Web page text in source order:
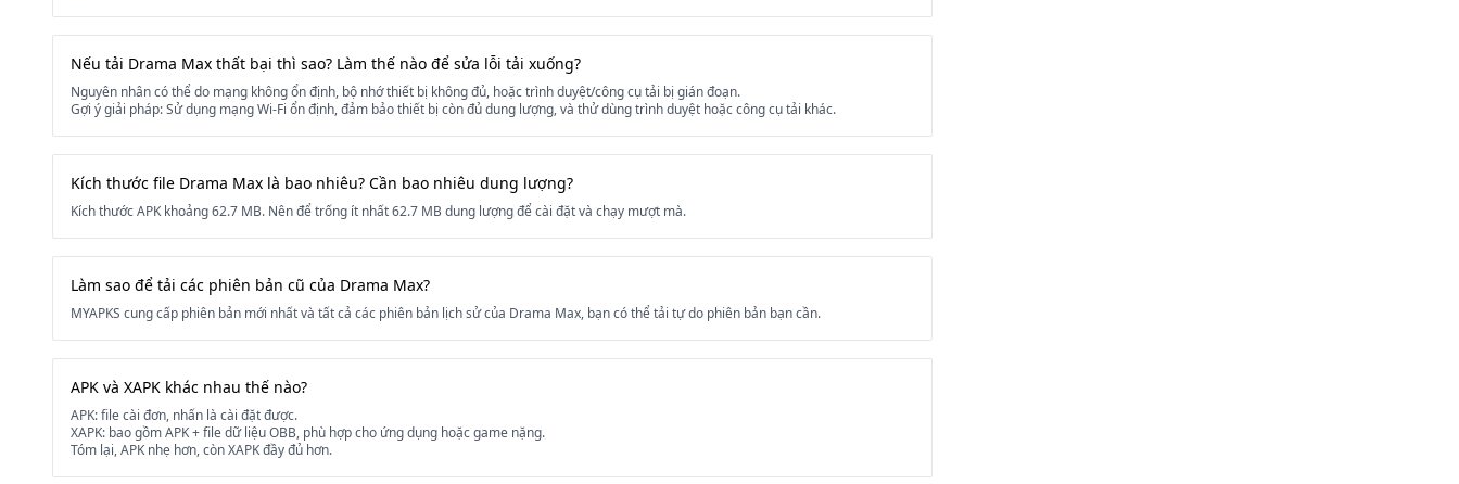
Nếu tải Drama Max thất bại thì sao? Làm thế nào để sửa lỗi tải xuống?
Nguyên nhân có thể do mạng không ổn định, bộ nhớ thiết bị không đủ, hoặc trình duyệt/công cụ tải bị gián đoạn.
Gợi ý giải pháp: Sử dụng mạng Wi-Fi ổn định, đảm bảo thiết bị còn đủ dung lượng, và thử dùng trình duyệt hoặc công cụ tải khác.
Kích thước file Drama Max là bao nhiêu? Cần bao nhiêu dung lượng?
Kích thước APK khoảng 62.7 MB. Nên để trống ít nhất 62.7 MB dung lượng để cài đặt và chạy mượt mà.
Làm sao để tải các phiên bản cũ của Drama Max?
MYAPKS cung cấp phiên bản mới nhất và tất cả các phiên bản lịch sử của Drama Max, bạn có thể tải tự do phiên bản bạn cần.
APK và XAPK khác nhau thế nào?
APK: file cài đơn, nhấn là cài đặt được.
XAPK: bao gồm APK + file dữ liệu OBB, phù hợp cho ứng dụng hoặc game nặng.
Tóm lại, APK nhẹ hơn, còn XAPK đầy đủ hơn.